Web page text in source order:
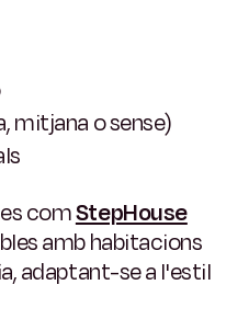
mitjana o sense)
comStepHouse
amb habitacions
adaptant-se a l'estil